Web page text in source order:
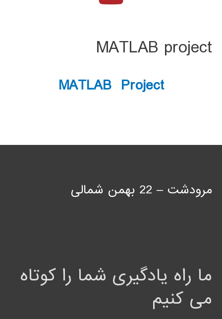
MATLAB project
MATLAB Project
مرودشت – 22 بهمن شمالی
ما راه یادگیری شما را کوتاه
می کنیم